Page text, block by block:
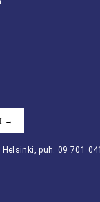
→
puh. 09 701 041